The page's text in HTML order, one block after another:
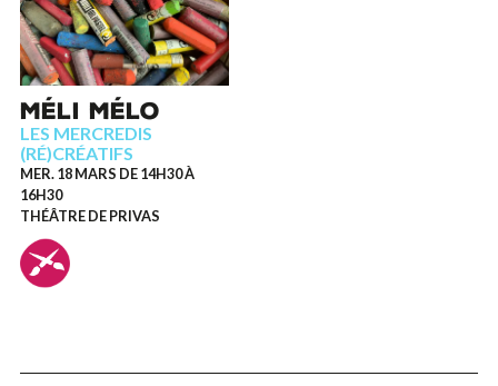
MÉLI MÉLO
LES MERCREDIS
(RÉ)CRÉATIFS
MER. 18 MARS DE 14H30 À
16H30
THÉÂTRE DE PRIVAS